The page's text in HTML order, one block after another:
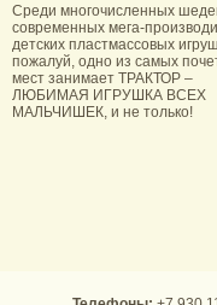
Среди многочисленных
современных мега-
детских пластмассовых
пожалуй, одно из самых
мест занимает ТРАКТОР –
ЛЮБИМАЯ ИГРУШКА ВСЕХ
МАЛЬЧИШЕК, и не только!